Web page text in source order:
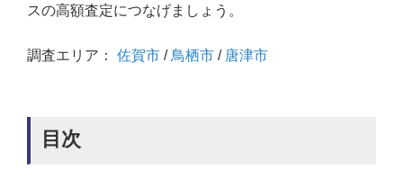
スの高額査定につなげましょう。
調査エリア： 佐賀市 / 鳥栖市 / 唐津市
目次